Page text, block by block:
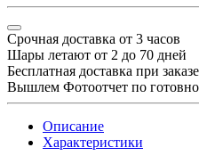
Срочная доставка от 3 часов
Шары летают от 2 до 70 дней
Бесплатная доставка при
Вышлем Фотоотчет по
Описание
Характеристики